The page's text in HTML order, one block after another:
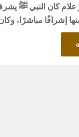
كان النبي ﷺ
إشرافًا مباشرًا،